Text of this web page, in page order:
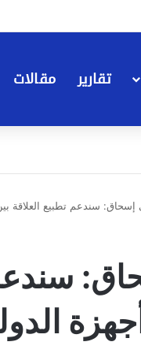
تقارير مقالات
سندعم تطبيع العلاقة
سندعم